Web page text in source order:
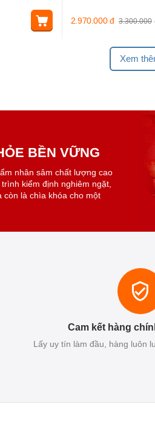
3.300.000
2.970.000 đ
Xem
BỀN VỮNG
nhân sâm chất lượng cao
kiểm định nghiêm ngặt,
còn là chìa khóa cho một
Cam kết hàng
Lấy uy tín làm đầu, hàng luôn